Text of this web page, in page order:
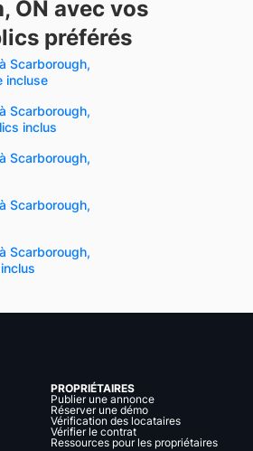
ON avec vos
préférés
Scarborough,
incluse
Scarborough,
inclus
Scarborough,
Scarborough,
Scarborough,
PROPRIÉTAIRES
Publier une annonce
Réserver une démo
Vérification des locataires
Vérifier le contrat
Ressources pour les propriétaires